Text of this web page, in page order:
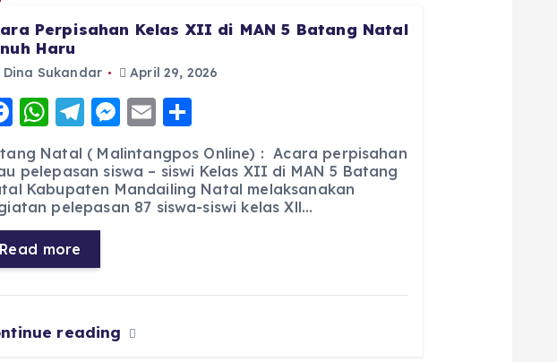
Perpisahan Kelas XII di MAN 5 Batang Natal
Haru
Dina Sukandar April 29, 2026
F
a
c
e
b
o
W
h
a
ts
A
p
T
el
e
g
r
M
e
ss
e
E
m
ai
l
h
a
re
Natal ( Malintangpos Online) : Acara perpisahan
pelepasan siswa – siswi Kelas XII di MAN 5 Batang
Kabupaten Mandailing Natal melaksanakan
pelepasan 87 siswa-siswi kelas Xll…
Read more
reading